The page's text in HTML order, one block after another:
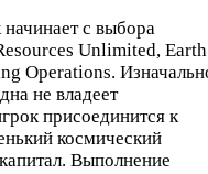
с выбора
Unlimited, Earth
Operations.
не владеет
присоединится к
космический
Выполнение